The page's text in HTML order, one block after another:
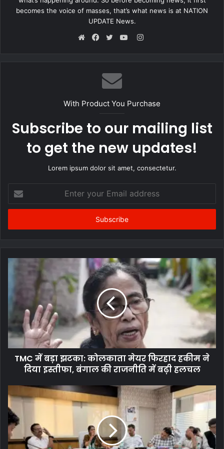
फिल्म
में राम चरण के अलग-अलग लुक और ट्रांसफॉर्मेशन दर्शकों को पसंद
आ रहे हैं। हालांकि फिल्म में जाह्नवी कपूर के किरदार को लेकर सोशल मीडिया पर
बहस छिड़ी हुई है। कुछ दर्शकों का मानना है कि उनके रोल को पर्याप्त महत्व नहीं
फिलहाल फैन का यह डांस वीडियो सोशल मीडिया पर ट्रेंड कर रहा है और फिल्म
को भी इसका फायदा मिलता दिखाई दे रहा है।
becomes the voice of masses, that’s what news is at NATION
UPDATE News.
Instagram
With Product You Purchase
Subscribe to our mailing list
to get the new updates!
Lorem ipsum dolor sit amet, consectetur.
your
Email
TMC में बड़ा झटका: कोलकाता मेयर फिरहाद हकीम ने
दिया इस्तीफा, बंगाल की राजनीति में बढ़ी हलचल